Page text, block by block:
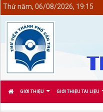
GIỚI THIỆU GIỚI THIỆU TÀI LIỆU
Thứ năm, 06/08/2026, 19:15
<